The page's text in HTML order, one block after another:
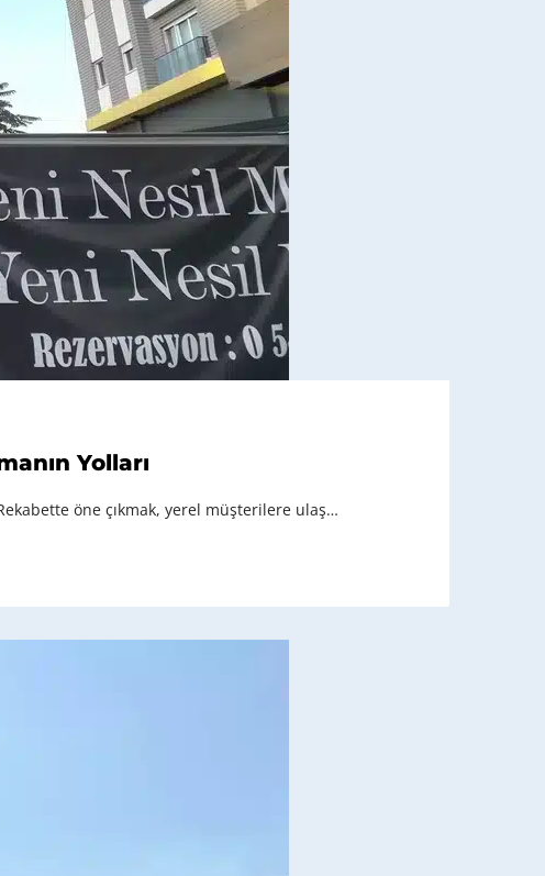
Yolları
öne çıkmak, yerel müşterilere ulaş…